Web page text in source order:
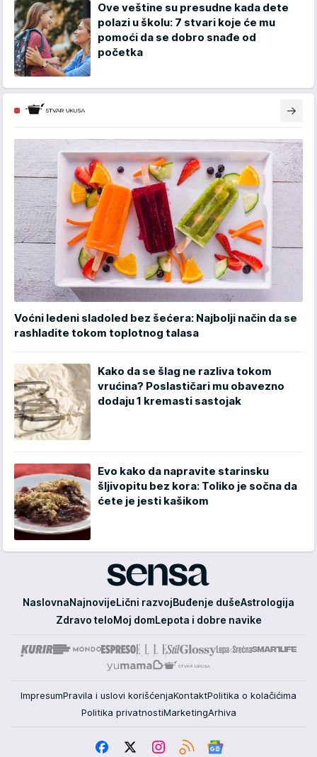
Ove veštine su presudne kada dete
polazi u školu: 7 stvari koje će mu
pomoći da se dobro snađe od
početka
Voćni ledeni sladoled bez šećera: Najbolji način da se
rashladite tokom toplotnog talasa
Kako da se šlag ne razliva tokom
vrućina? Poslastičari mu obavezno
dodaju 1 kremasti sastojak
Evo kako da napravite starinsku
šljivopitu bez kora: Toliko je sočna da
ćete je jesti kašikom
Sensa
NaslovnaNajnovijeLični razvojBuđenje dušeAstrologija
Zdravo teloMoj domLepota i dobre navike
ImpresumPravila i uslovi korišćenjaKontaktPolitika o kolačićima
Politika privatnostiMarketingArhiva